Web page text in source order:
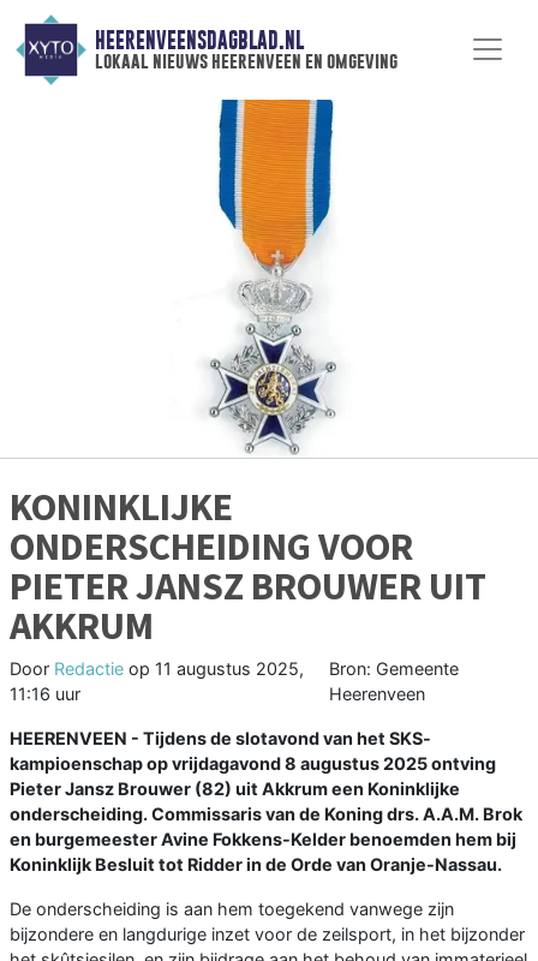
HEERENVEENSDAGBLAD.NL
lokaal nieuws heerenveen en omgeving
KONINKLIJKE
ONDERSCHEIDING VOOR
PIETER JANSZ BROUWER UIT
AKKRUM
Door Redactie op 11 augustus 2025,
11:16 uur
Bron: Gemeente
Heerenveen
HEERENVEEN - Tijdens de slotavond van het SKS-
kampioenschap op vrijdagavond 8 augustus 2025 ontving
Pieter Jansz Brouwer (82) uit Akkrum een Koninklijke
onderscheiding. Commissaris van de Koning drs. A.A.M. Brok
en burgemeester Avine Fokkens-Kelder benoemden hem bij
Koninklijk Besluit tot Ridder in de Orde van Oranje-Nassau.
De onderscheiding is aan hem toegekend vanwege zijn
bijzondere en langdurige inzet voor de zeilsport, in het bijzonder